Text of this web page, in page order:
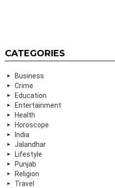
CATEGORIES
Business
Crime
Education
Entertainment
Health
Horoscope
India
Jalandhar
Lifestyle
Punjab
Religion
Travel